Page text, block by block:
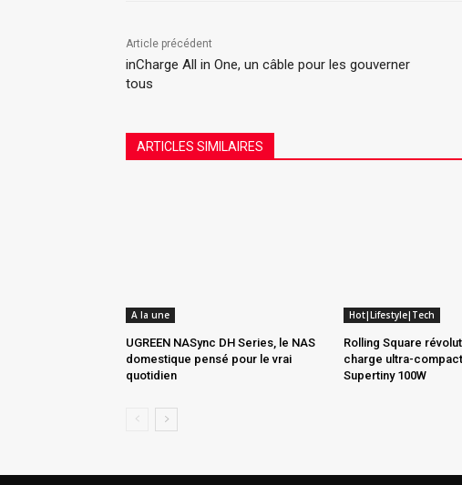
Article précédent
inCharge All in One, un câble pour les gouverner
tous
ARTICLES SIMILAIRES
A la une
UGREEN NASync DH Series, le NAS
domestique pensé pour le vrai
quotidien
Hot|Lifestyle|Tech
Rolling Square
charge ultra-
Supertiny 100W